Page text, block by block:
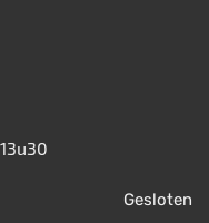
Gesloten